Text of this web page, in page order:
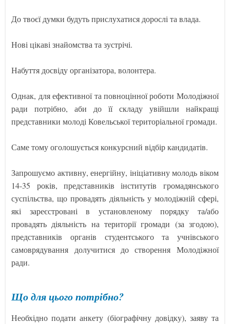
До твоєї думки будуть прислухатися дорослі та влада.
Нові цікаві знайомства та зустрічі.
Набуття досвіду організатора, волонтера.
Однак, для ефективної та повноцінної роботи Молодіжної
ради потрібно, аби до її складу увійшли найкращі
представники молоді Ковельської територіальної громади.
Саме тому оголошується конкурсний відбір кандидатів.
Запрошуємо активну, енергійну, ініціативну молодь віком
14-35 років, представників інститутів громадянського
суспільства, що провадять діяльність у молодіжній сфері,
які зареєстровані в установленому порядку та/або
провадять діяльність на території громади (за згодою),
представників органів студентського та учнівського
самоврядування долучитися до створення Молодіжної
ради.
Що для цього потрібно?
Необхідно подати анкету (біографічну довідку), заяву та